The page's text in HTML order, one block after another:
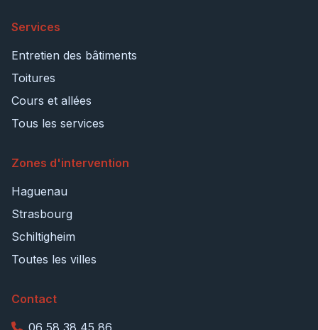
Services
Entretien des bâtiments
Toitures
Cours et allées
Tous les services
Zones d'intervention
Haguenau
Strasbourg
Schiltigheim
Toutes les villes
Contact
06 58 38 45 86